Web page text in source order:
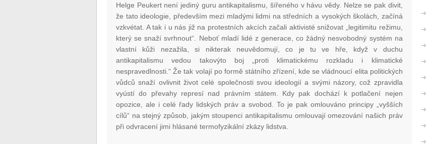
Helge Peukert není jediný guru antikapitalismu, šířeného v hávu vědy. Nelze se pak divit,
že tato ideologie, především mezi mladými lidmi na středních a vysokých školách, začíná
vzkvétat. A tak i u nás již na protestních akcích začali aktivisté snižovat „legitimitu režimu,
který se snaží svrhnout“. Neboť mladí lidé z generace, co žádný nesvobodný systém na
vlastní kůži nezažila, si nikterak neuvědomují, co je tu ve hře, když v duchu
antikapitalismu vedou takovýto boj „proti klimatickému rozkladu i klimatické
nespravedlnosti.“ Že tak volají po formě státního zřízení, kde se vládnoucí elita politických
vůdců snaží ovlivnit život celé společnosti svou ideologií a svými názory, což zpravidla
vyústí do převahy represí nad právním státem. Kdy pak dochází k potlačení nejen
opozice, ale i celé řady lidských práv a svobod. To je pak omlouváno principy „vyšších
cílů“ na stejný způsob, jakým stoupenci antikapitalismu omlouvají omezování našich práv
při odvracení jimi hlásané termofyzikální zkázy lidstva.